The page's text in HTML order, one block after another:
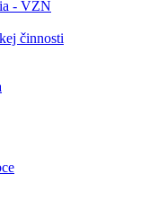
- VZN
činnosti